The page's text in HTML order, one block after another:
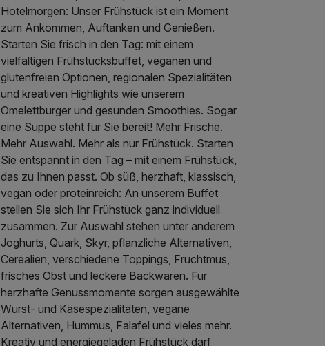
Hotelmorgen: Unser Frühstück ist ein Moment
zum Ankommen, Auftanken und Genießen.
Starten Sie frisch in den Tag: mit einem
vielfältigen Frühstücksbuffet, veganen und
glutenfreien Optionen, regionalen Spezialitäten
und kreativen Highlights wie unserem
Omelettburger und gesunden Smoothies. Sogar
eine Suppe steht für Sie bereit! Mehr Frische.
Mehr Auswahl. Mehr als nur Frühstück. Starten
Sie entspannt in den Tag – mit einem Frühstück,
das zu Ihnen passt. Ob süß, herzhaft, klassisch,
vegan oder proteinreich: An unserem Buffet
stellen Sie sich Ihr Frühstück ganz individuell
zusammen. Zur Auswahl stehen unter anderem
Joghurts, Quark, Skyr, pflanzliche Alternativen,
Cerealien, verschiedene Toppings, Fruchtmus,
frisches Obst und leckere Backwaren. Für
herzhafte Genussmomente sorgen ausgewählte
Wurst- und Käsespezialitäten, vegane
Alternativen, Hummus, Falafel und vieles mehr.
Kreativ und energiegeladen Frühstück darf